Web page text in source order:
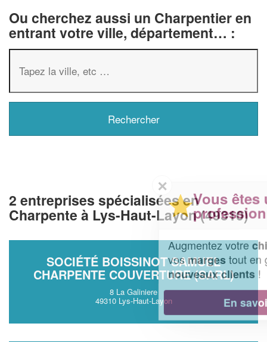
Ou cherchez aussi un Charpentier en
entrant votre ville, département… :
2 entreprises spécialisées en
Charpente à Lys-Haut-Layon (49310)
SOCIÉTÉ BOISSINOT SAMUEL
CHARPENTE COUVERTURE (SARL)
8 La Galiniere
49310 Lys-Haut-Layon
Vous êtes un
professionnel ?
Augmentez votrechiffre d'affaireset
vosmargestout en gagnant de
nouveaux clients!
En savoir plus